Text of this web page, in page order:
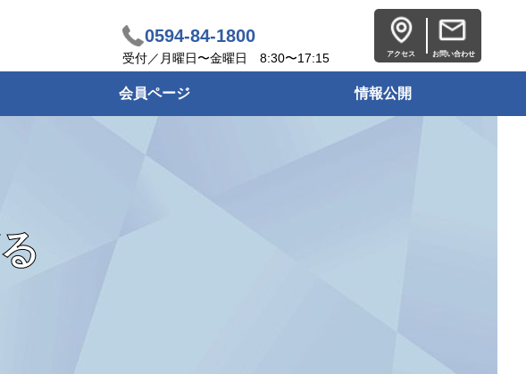
0594-84-1800
受付／月曜日〜金曜日 8:30〜17:15 アクセス お問い合わせ
会員ページ 情報公開